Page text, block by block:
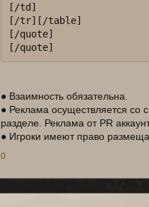
[/td]
[/tr][/table]
[/quote]
[/quote]
● Взаимность обязательна.
● Реклама осуществляется со
разделе. Реклама от PR
● Игроки имеют право
0